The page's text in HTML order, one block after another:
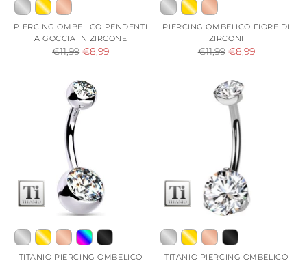
PIERCING OMBELICO PENDENTI
A GOCCIA IN ZIRCONE
Prezzo
listino
€11,99 €8,99
PIERCING OMBELICO FIORE DI
ZIRCONI
Prezzo
€11,99 €8,99
TITANIO PIERCING OMBELICO
TITANIO PIERCING OMBELICO